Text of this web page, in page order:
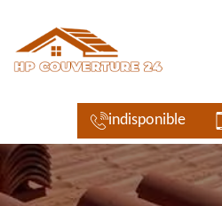
indisponible